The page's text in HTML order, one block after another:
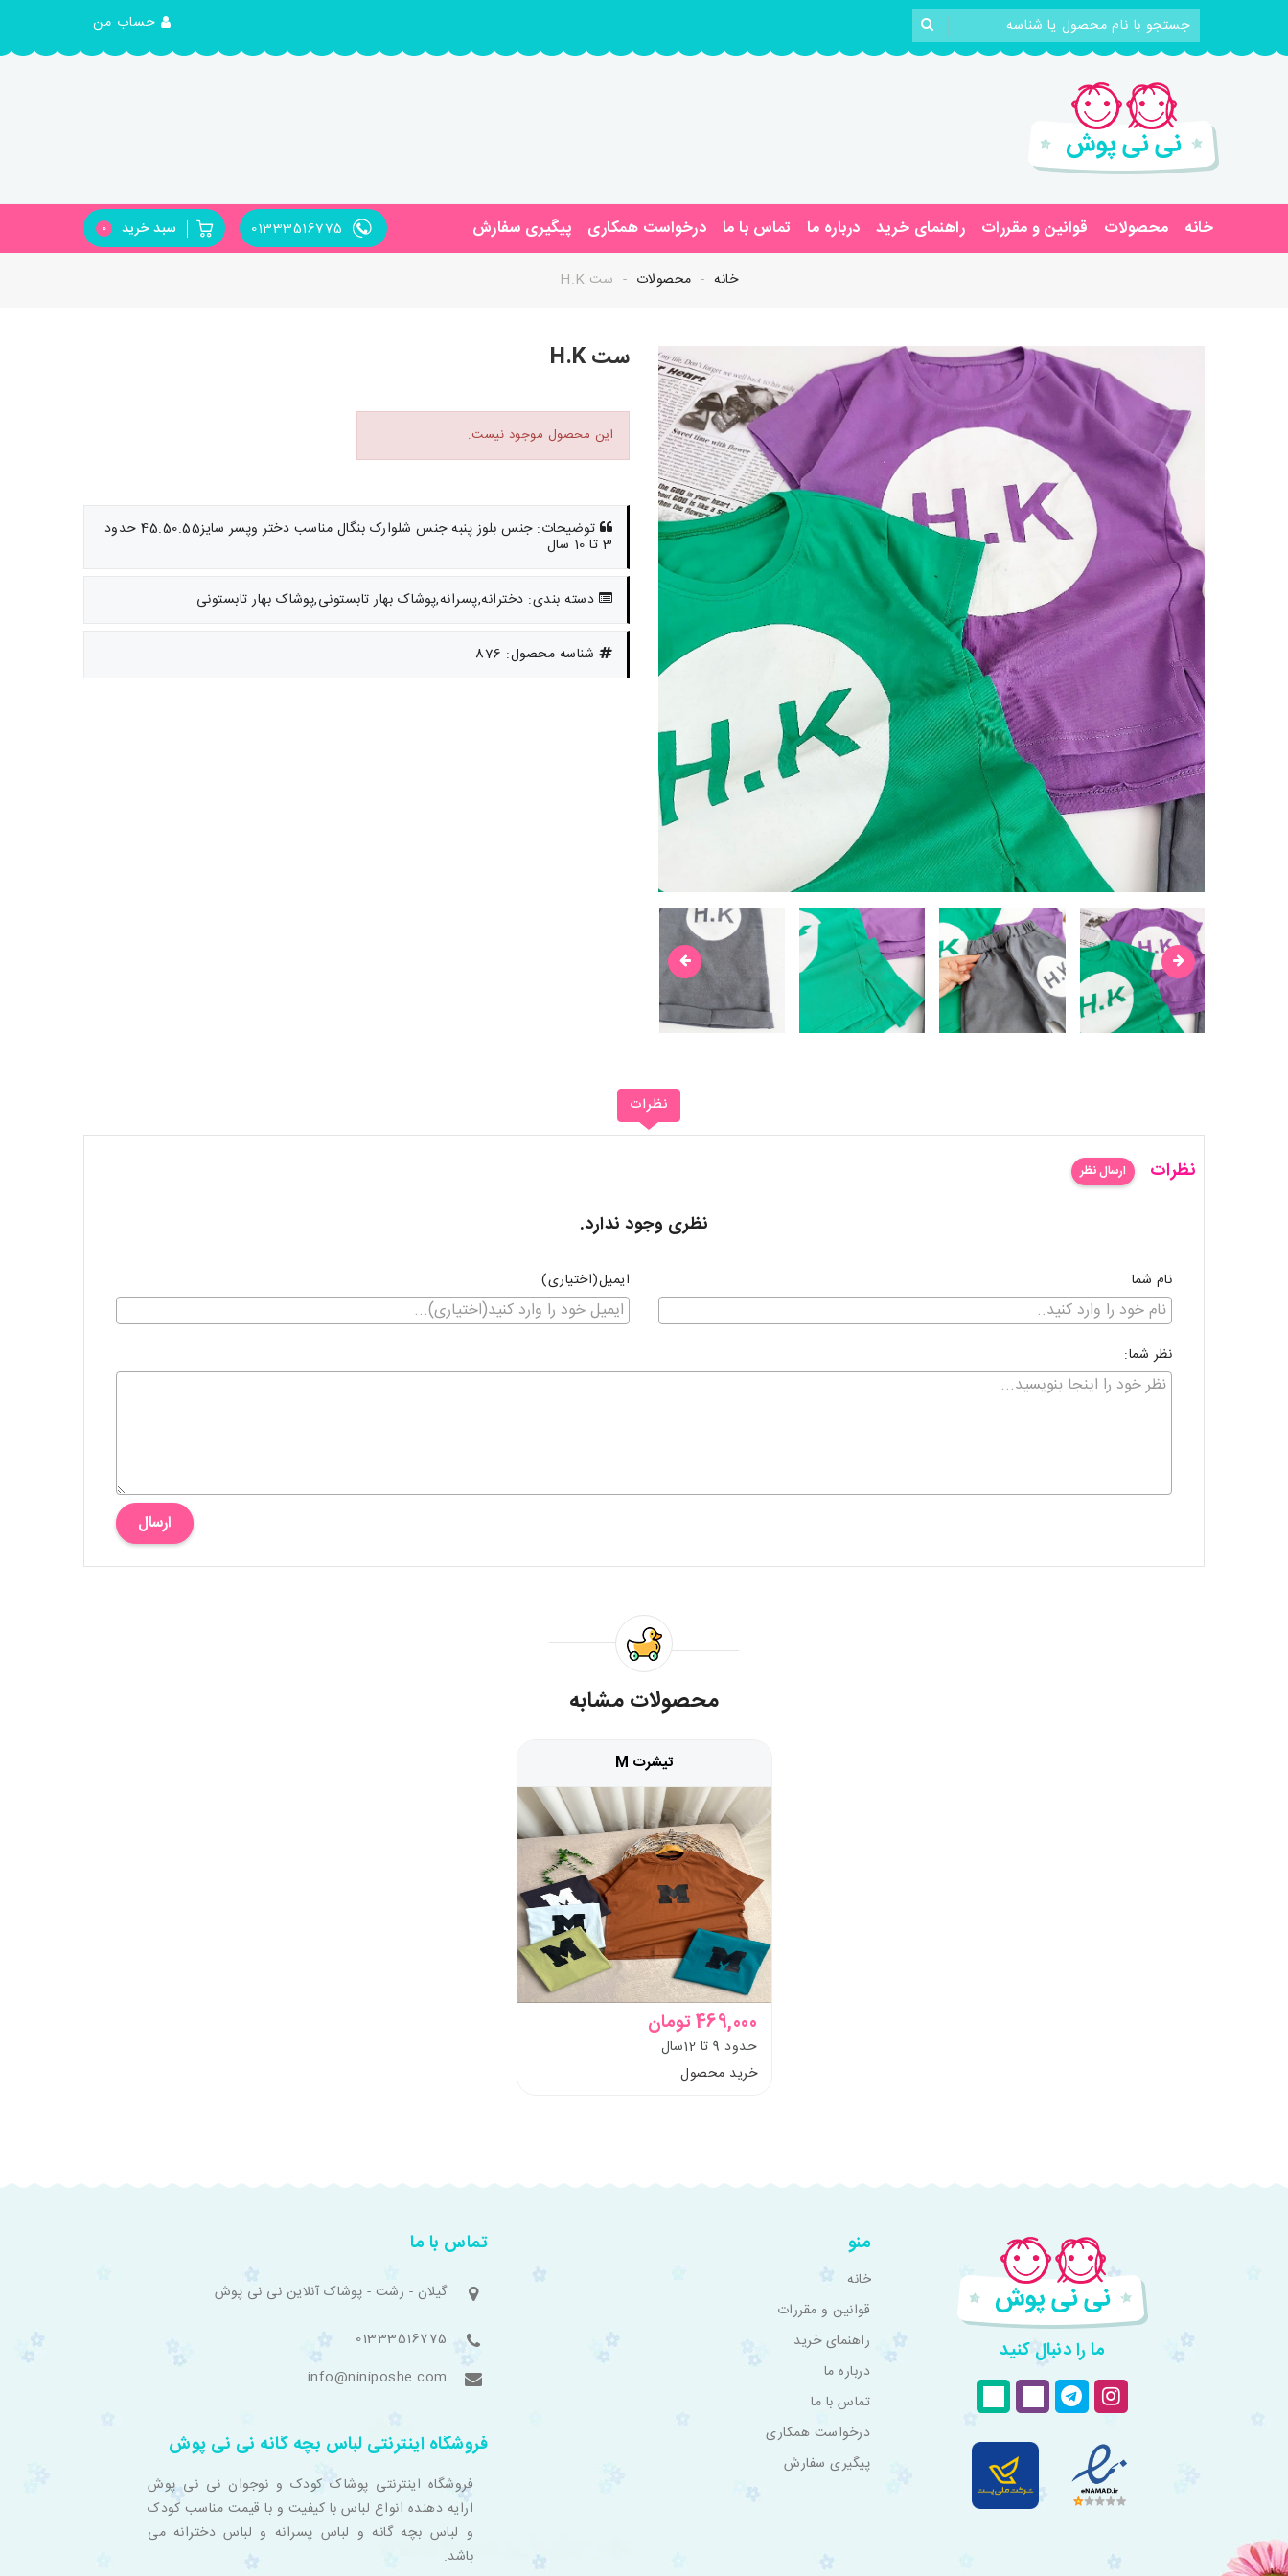
حساب من
خانه محصولات قوانین و مقررات راهنمای خرید درباره ما تماس با ما درخواست همکاری پیگیری سفارش سبد خرید 0 01333516775
خانه محصولات ست H.K
ست H.K
این محصول موجود نیست.
توضیحات: جنس بلوز پنبه جنس شلوارک بنگال مناسب دختر وپسر سایز45.50.55 حدود
3 تا 10 سال
دسته بندی: دخترانه,پسرانه,پوشاک بهار تابستونی,پوشاک بهار تابستونی
شناسه محصول: 876
نظرات
نظرات ارسال نظر
نظری وجود ندارد.
نام شما ایمیل(اختیاری)
نظر شما:
ارسال
محصولات مشابه
تیشرت M
469,000 تومان
حدود 9 تا 12سال
خرید محصول
ما را دنبال کنید
منو
خانه
قوانین و مقررات
راهنمای خرید
درباره ما
تماس با ما
درخواست همکاری
پیگیری سفارش
تماس با ما
گیلان - رشت - پوشاک آنلاین نی نی پوش
01333516775
info@niniposhe.com
فروشگاه اینترنتی لباس بچه گانه نی نی پوش
فروشگاه اینترنتی پوشاک کودک و نوجوان نی نی پوش
ارایه دهنده انواع لباس با کیفیت و با قیمت مناسب کودک
و لباس بچه گانه و لباس پسرانه و لباس دخترانه می
باشد.